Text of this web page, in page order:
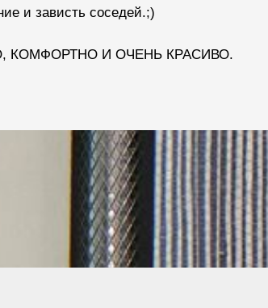
и зависть соседей.;)
КОМФОРТНО И ОЧЕНЬ КРАСИВО.